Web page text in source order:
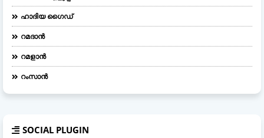
ഹാദിയ ഗൈഡ്
റമദാൻ
റമളാൻ
റംസാൻ
SOCIAL PLUGIN